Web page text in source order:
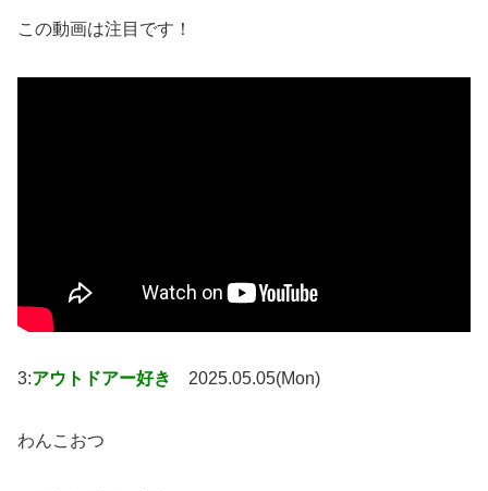
この動画は注目です！
3:アウトドアー好き 2025.05.05(Mon)
わんこおつ